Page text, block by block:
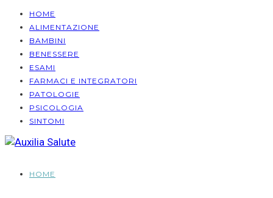
HOME
ALIMENTAZIONE
BAMBINI
BENESSERE
ESAMI
FARMACI E INTEGRATORI
PATOLOGIE
PSICOLOGIA
SINTOMI
HOME